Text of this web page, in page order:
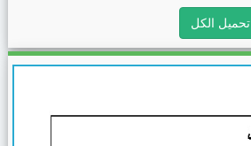
تحميل الكل